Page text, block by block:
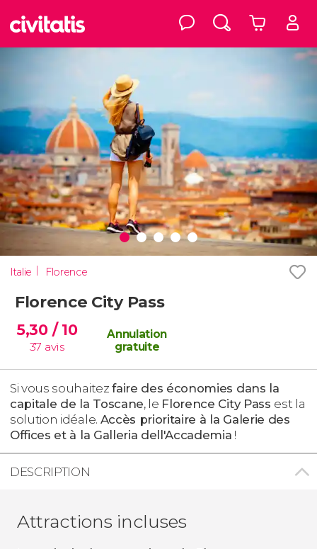
Italie Florence
Florence City Pass
5,30 / 10
37 avis
Annulation
gratuite
Si vous souhaitezfaire des économies dans la
capitale de la Toscane, le Florence City Pass est la
solution idéale. Accès prioritaire à la Galerie des
Offices et à la Galleria dell'Accademia !
DESCRIPTION
Attractions incluses